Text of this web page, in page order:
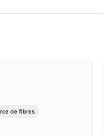
de fibres